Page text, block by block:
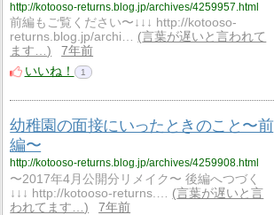
http://kotooso-returns.blog.jp/archives/4259957.html
前編もご覧ください〜↓↓↓ http://kotooso-
returns.blog.jp/archi…
言葉が遅いと言われて
ます…
7年前
いいね！
1
幼稚園の面接にいったときのこと〜前
編〜
http://kotooso-returns.blog.jp/archives/4259908.html
〜2017年4月公開分リメイク〜 後編へつづく
↓↓↓ http://kotooso-returns.…
言葉が遅いと言
われてます…
7年前